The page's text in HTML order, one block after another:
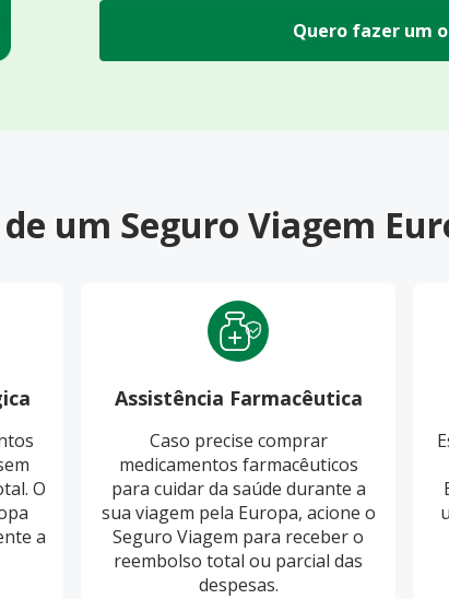
Quero fazer um
um Seguro Viagem
O
a
Assistência Farmacêutica
Caso precise comprar
medicamentos farmacêuticos
para cuidar da saúde durante a
sua viagem pela Europa, acione o
Seguro Viagem para receber o
reembolso total ou parcial das
despesas.